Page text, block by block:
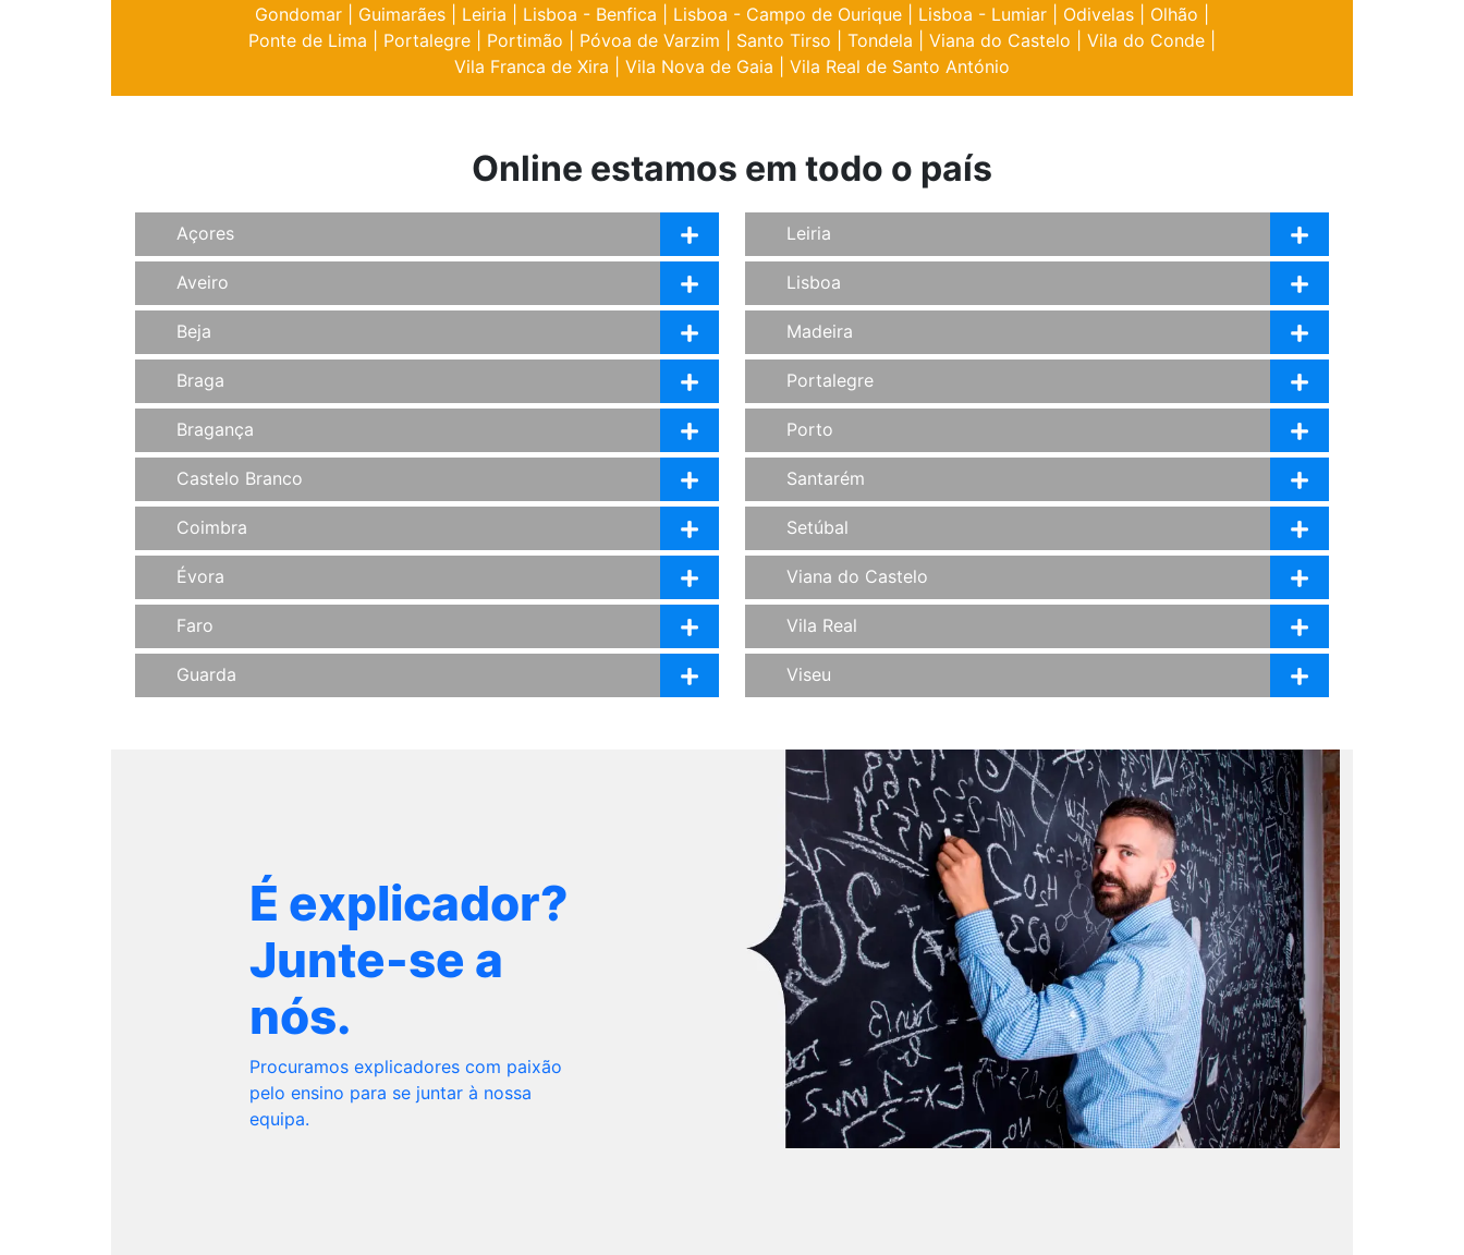
Gondomar
Guimarães Leiria Lisboa - Benfica Lisboa - Campo de Ourique Lisboa - Lumiar Odivelas Olhão
Ponte de Lima
Portalegre Portimão Póvoa de Varzim Santo Tirso Tondela Viana do Castelo Vila do Conde
Vila Franca de Xira
Vila Nova de Gaia Vila Real de Santo António
Online estamos em todo o país
Açores
Aveiro
Beja
Braga
Bragança
Castelo Branco
Coimbra
Évora
Faro
Guarda
Leiria
Lisboa
Madeira
Portalegre
Porto
Santarém
Setúbal
Viana do Castelo
Vila Real
Viseu
É explicador?
Junte-se a
nós.
Procuramos explicadores com paixão
pelo ensino para se juntar à nossa
equipa.